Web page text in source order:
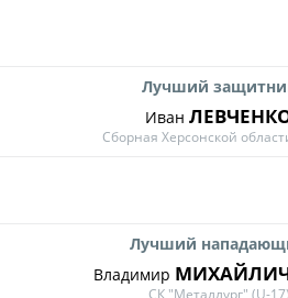
Лучший
Иван
Сборная Херсонской
Лучший
Владимир
СК "Металлург" (U-17)